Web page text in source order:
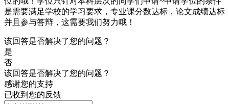
是需要满足学校的学习要求，专业课分数达标，论文成绩达标
并且参与答辩，这需要我们努力哦！
该回答是否解决了您的问题？
是
否
该回答是否解决了您的问题？
感谢您的支持
已收到您的反馈